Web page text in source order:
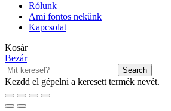
Rólunk
Ami fontos nekünk
Kapcsolat
Kosár
Bezár
Search
Kezdd el gépelni a keresett termék nevét.